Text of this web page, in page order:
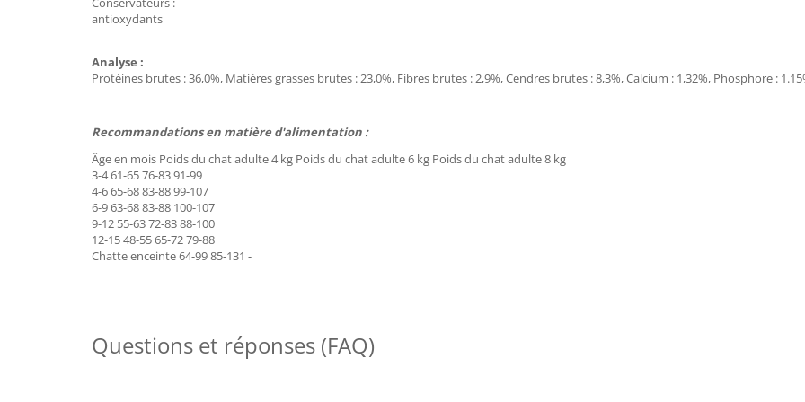
antioxydants
Analyse :
Protéines brutes : 36,0%, Matières grasses brutes : 23,0%, Fibres brutes : 2,9%, Cendres brutes : 8,3%, Calcium : 1,32%, Phosphore :
Recommandations en matière d'alimentation :
Âge en mois Poids du chat adulte 4 kg Poids du chat adulte 6 kg Poids du chat adulte 8 kg
3-4 61-65 76-83 91-99
4-6 65-68 83-88 99-107
6-9 63-68 83-88 100-107
9-12 55-63 72-83 88-100
12-15 48-55 65-72 79-88
Chatte enceinte 64-99 85-131 -
Questions et réponses (FAQ)